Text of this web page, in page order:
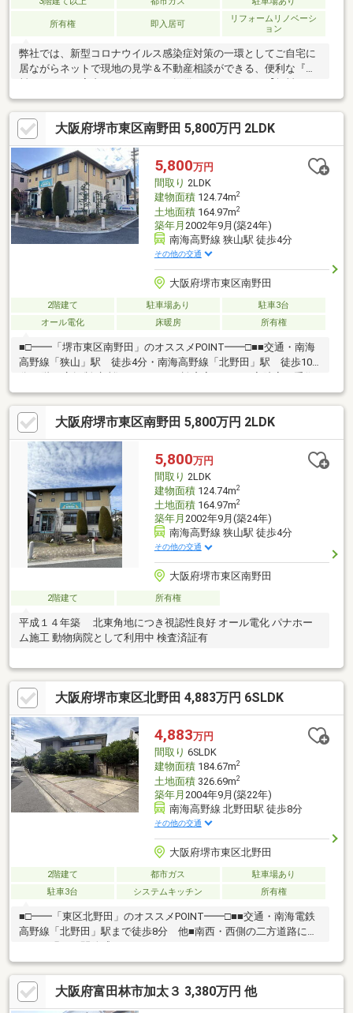
所有権 即入居可
リフォームリノベーシ
ョン
弊社では、新型コロナウイルス感染症対策の一環としてご自宅に
居ながらネットで現地の見学＆不動産相談ができる、便利な『無
ライン案内サービスとは！？】映像＋音声により、当社担当スタ
ッフとリアルタイムにご案内ができるサービスです。来店による
打ち合わせが不要なため、自宅からご都合の良い日時に相談する
ことが可能です。当社スタッフがビデオ通話にて、ご説明いたし
ます。お客様はご自宅のPCまたはスマートフォンの前にいるだけ
でOKです。現地案内の前に担当者をLINEに友達追加するだけで、
簡単に行うことができますのでお気軽にご相談ください♪♪
大阪府堺市東区南野田 5,800万円 2LDK
5,800万円
間取り 2LDK
建物面積124.74m2
土地面積164.97m2
築年月 2002年9月(築24年)
南海高野線 狭山駅 徒歩4分
その他の交通
大阪府堺市東区南野田
2階建て 駐車場あり
駐車3台
オール電化
床暖房 所有権
■□━━「堺市東区南野田」のオススメPOINT━━□■■交通・南海
高野線「狭山」駅 徒歩4分・南海高野線「北野田」駅 徒歩10
室などもあります。■2階居住スペースは「2LDK」。・オール電化
の住まいです。・LDKは3面採光。LD一部に床暖房有り。・水回
りが集約されています。■道路を挟んで北東側は「南野田りんご
公園」。■第一種低層住居専用地域内に位置します。■周辺環境・
ローソン 堺南野田店 徒歩4分(約250m)・ライフ北野田店 徒歩
10分(約750m)・南野田りんご公園 徒歩1分(約35m)
大阪府堺市東区南野田 5,800万円 2LDK
5,800万円
間取り 2LDK
建物面積124.74m2
土地面積164.97m2
築年月 2002年9月(築24年)
南海高野線 狭山駅 徒歩4分
その他の交通
大阪府堺市東区南野田
2階建て 所有権
平成１４年築 北東角地につき視認性良好 オール電化 パナホー
ム施工 動物病院として利用中 検査済証有
大阪府堺市東区北野田 4,883万円 6SLDK
4,883万円
間取り 6SLDK
建物面積184.67m2
土地面積326.69m2
築年月 2004年9月(築22年)
南海高野線 北野田駅 徒歩8分
その他の交通
大阪府堺市東区北野田
2階建て 都市ガス
駐車場あり
駐車3台
システムキッチン 所有権
■□━━「東区北野田」のオススメPOINT━━□■■交通・南海電鉄
高野線「北野田」駅まで徒歩8分 他■南西・西側の二方道路に面
住空間・収納が豊富に設けられていて、片付いた暮らしが叶いそ
うです・内装リフォームが行われています■駐車スペース3台分有
(車種による)■リフォーム内容(2026年9月完了予定)【交換】食器
洗乾燥機、コンロ、インターホン【張替】洋室4部屋クロス(壁・
大阪府富田林市加太３ 3,380万円 他